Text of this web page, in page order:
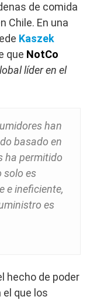
de comida
Chile. En una
Kaszek
que NotCo
líder en el
han
basado en
ha permitido
solo es
e ineficiente,
es
hecho de poder
que los